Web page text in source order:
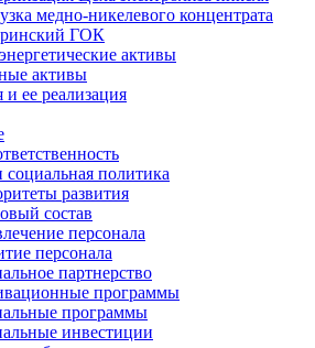
медно-никелевого концентрата
ГОК
активы
активы
ее реализация
социальная политика
развития
состав
персонала
персонала
партнерство
программы
программы
инвестиции